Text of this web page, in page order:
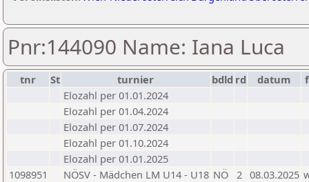
Pnr:144090 Name: Iana Luca
tnr St turnier bdld rd datum
f
Elozahl per 01.01.2024
Elozahl per 01.04.2024
Elozahl per 01.07.2024
Elozahl per 01.10.2024
Elozahl per 01.01.2025
1098951
NÖSV - Mädchen LM U14 - U18 NÖ 2 08.03.2025